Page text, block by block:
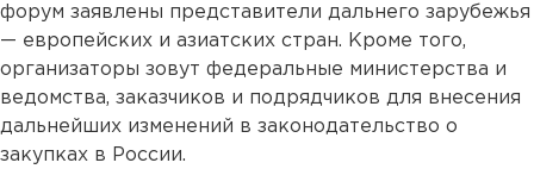
форум заявлены представители дальнего зарубежья
— европейских и азиатских стран. Кроме того,
организаторы зовут федеральные министерства и
ведомства, заказчиков и подрядчиков для внесения
дальнейших изменений в законодательство о
закупках в России.